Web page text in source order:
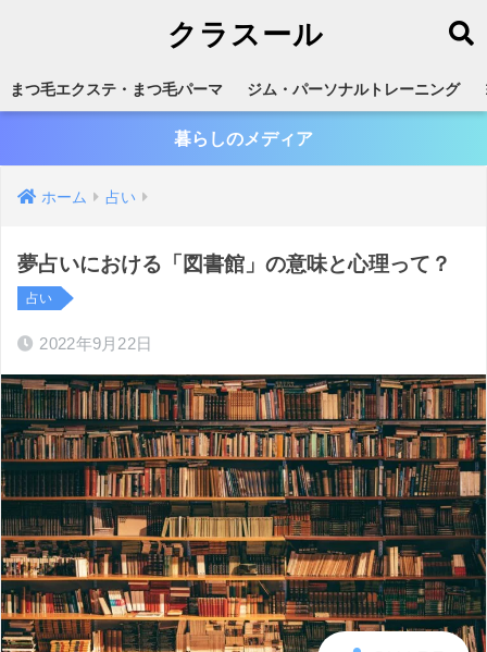
クラスール
まつ毛エクステ・まつ毛パーマ ジム・パーソナルトレーニング
暮らしのメディア
ホーム 占い
夢占いにおける「図書館」の意味と心理って？
占い
2022年9月22日